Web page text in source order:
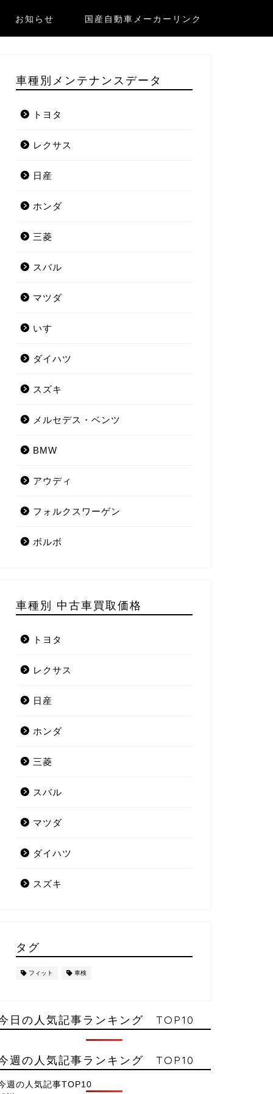
お知らせ 国産自動車メーカーリンク
車種別メンテナンスデータ
トヨタ
レクサス
日産
ホンダ
三菱
スバル
マツダ
いすゞ
ダイハツ
スズキ
メルセデス・ベンツ
BMW
アウディ
フォルクスワーゲン
ボルボ
車種別 中古車買取価格
トヨタ
レクサス
日産
ホンダ
三菱
スバル
マツダ
ダイハツ
スズキ
タグ
フィット 車検
日の人気記事ランキング TOP10
週の人気記事ランキング TOP10
週の人気記事TOP10